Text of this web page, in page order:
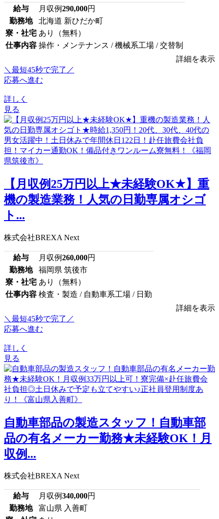
給与 月収例290,000円
勤務地
北海道 新ひだか町
寮・社宅 あり（無料）
仕事内容 操作・メンテナンス / 機械系工場 / 交替制
詳細を表示
＼最短45秒で完了／
応募へ進む
詳しく
見る
【月収例25万円以上★未経験OK★】重
機の製造業務！人気の日勤専属オシゴ
ト...
株式会社BREXA Next
給与 月収例260,000円
勤務地
福岡県 筑後市
寮・社宅 あり（無料）
仕事内容 検査・製造 / 自動車系工場 / 日勤
詳細を表示
＼最短45秒で完了／
応募へ進む
詳しく
見る
自動車部品の製造スタッフ！自動車部
品の有名メーカー勤務★未経験OK！月
収例...
株式会社BREXA Next
給与 月収例340,000円
勤務地
富山県 入善町